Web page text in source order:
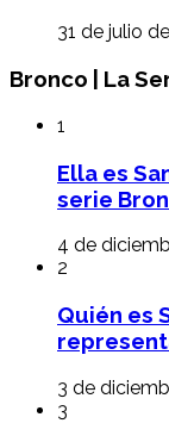
31 de julio
Bronco | La
1
Ella es
serie
4 de
2
Quién es
3 de
3